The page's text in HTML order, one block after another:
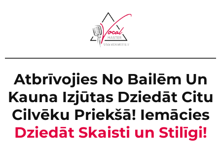
Atbrīvojies No Bailēm Un
Kauna Izjūtas Dziedāt Citu
Cilvēku Priekšā! Iemācies
DziedātSkaisti un Stilīgi!